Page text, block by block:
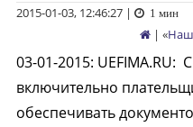
2015-01-03, 12:46:27| 1 мин
| «
03-01-2015: UEFIMA.RU:
включительно
обеспечивать